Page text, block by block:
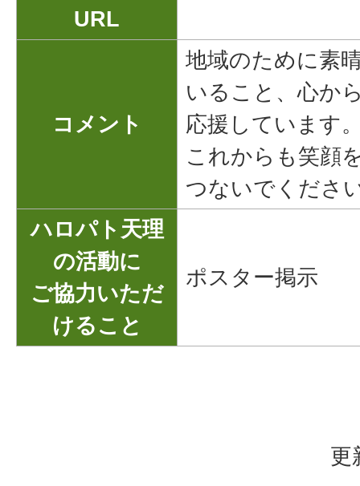
URL
コメント
地域のために素
いること、心か
応援しています
これからも笑顔
つないでくださ
ハロパト天理
の活動に
ご協力いただ
けること
ポスター掲示
更